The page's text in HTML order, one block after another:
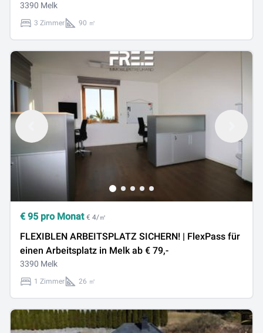
3390 Melk
3 Zimmer 90 ㎡
€ 95 pro Monat € 4/㎡
FLEXIBLEN ARBEITSPLATZ SICHERN! | FlexPass für
einen Arbeitsplatz in Melk ab € 79,-
3390 Melk
1 Zimmer 26 ㎡